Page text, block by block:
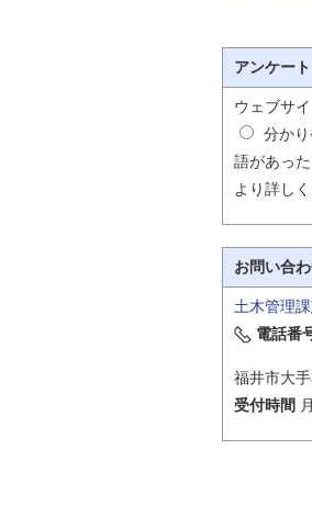
アンケート
ウェブサ
分か
語があった
より詳し
お問い合
土木管理
電話番
福井市大
受付時間